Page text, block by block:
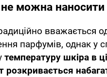
можна
вважається
парфумів, однак у
температуру шкіра в
розкривається